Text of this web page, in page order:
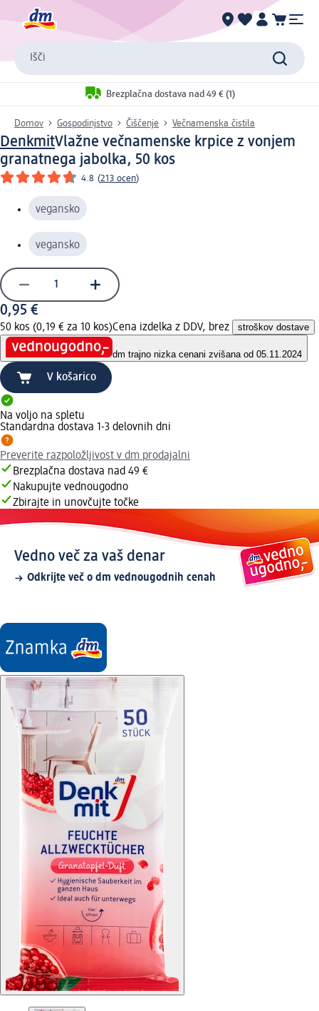
Išči
Brezplačna dostava nad 49 € (1)
Domov Gospodinjstvo Čiščenje Večnamenska čistila
DenkmitVlažne večnamenske krpice z vonjem
granatnega jabolka, 50 kos
4.8 (213 ocen)
vegansko
vegansko
0,95 €
50 kos (0,19 € za 10 kos)Cena izdelka z DDV, brez stroškov dostave
dm trajno nizka cenani zvišana od 05.11.2024
V košarico
Na voljo na spletu
Standardna dostava 1-3 delovnih dni
Preverite razpoložljivost v dm prodajalni
Brezplačna dostava nad 49 €
Nakupujte vednougodno
Zbirajte in unovčujte točke
Vedno več za vaš denar
Odkrijte več o dm vednougodnih cenah